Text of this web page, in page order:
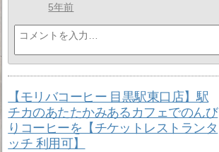
5年前
【モリバコーヒー 目黒駅東口店】駅
チカのあたたかみあるカフェでのんび
りコーヒーを【チケットレストランタ
ッチ 利用可】